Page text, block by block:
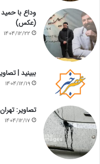
وداع با
(عکس)
1404/12/22
ببینید |
1404/12/19
تصاویر:
1404/12/17